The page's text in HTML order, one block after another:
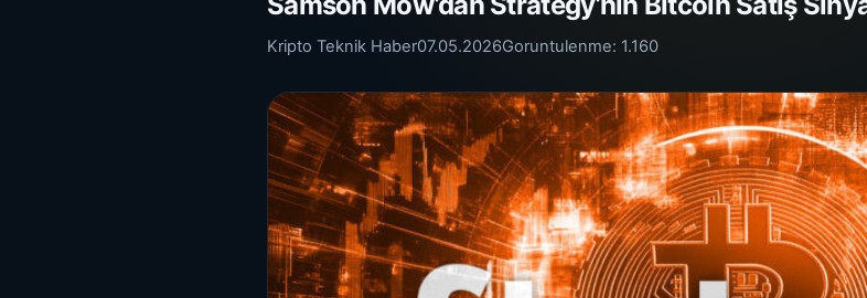
Kripto Teknik Haber07.05.2026Goruntulenme: 1.160